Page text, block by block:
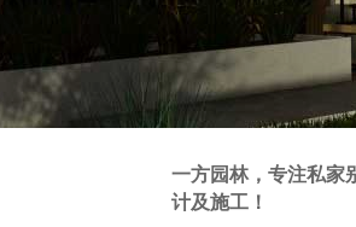
一方园林，专注私家
计及施工！